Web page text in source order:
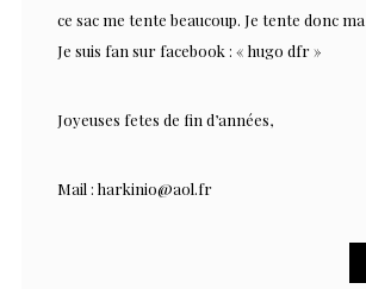
ce sac me tente beaucoup. Je tente donc
Je suis fan sur facebook : « hugo dfr »
Joyeuses fetes de fin d’années,
Mail : harkinio@aol.fr